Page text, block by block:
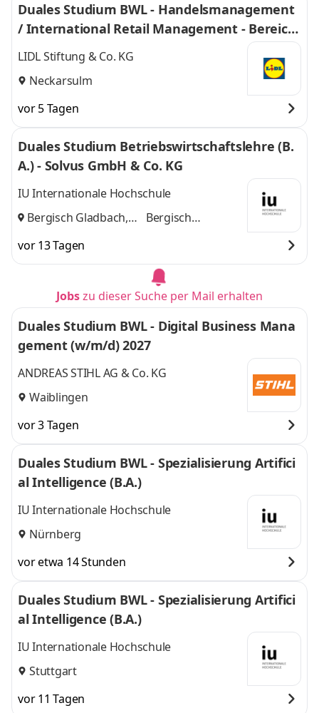
Duales Studium BWL - Handelsmanagement
/ International Retail Management - Bereich
Einkauf 2027
LIDL Stiftung & Co. KG
Neckarsulm
vor 5 Tagen
Duales Studium Betriebswirtschaftslehre (B.
A.) - Solvus GmbH & Co. KG
IU Internationale Hochschule
Bergisch Gladbach,
Bergisch
vor 13 Tagen
Jobszu dieser Suche per Mail erhalten
Duales Studium BWL - Digital Business Mana
gement (w/m/d) 2027
ANDREAS STIHL AG & Co. KG
Waiblingen
vor 3 Tagen
Duales Studium BWL - Spezialisierung Artifici
al Intelligence (B.A.)
IU Internationale Hochschule
Nürnberg
vor etwa 14 Stunden
Duales Studium BWL - Spezialisierung Artifici
al Intelligence (B.A.)
IU Internationale Hochschule
Stuttgart
vor 11 Tagen